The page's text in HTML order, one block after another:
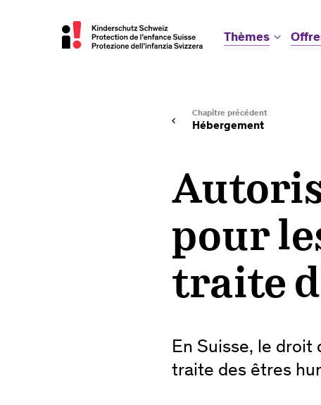
Thèmes
Chapitre précédent
Hébergement
pour
traite
En Suisse, le droit
traite des êtres